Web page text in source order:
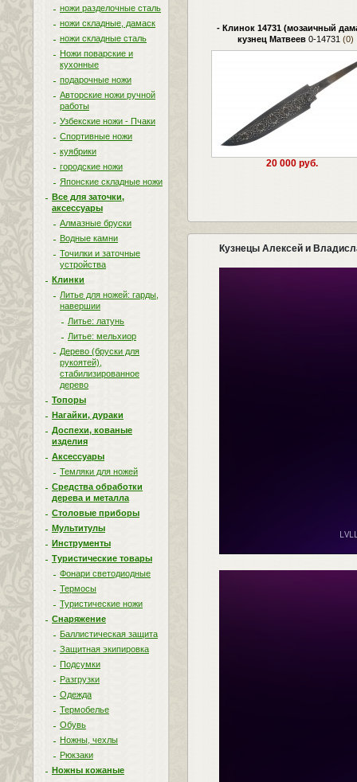
ножи разделочные сталь
ножи складные, дамаск
ножи складные сталь
Ножи поварские и
кухонные
подарочные ножи
Авторские ножи ручной
работы
Узбекские ножи - Пчаки
Спортивные ножи
куябрики
городские ножи
Японские складные ножи
Все для заточки,
аксессуары
Алмазные бруски
Водные камни
Точилки и заточные
устройства
Клинки
Литье для ножей: гарды,
навершии
Литье: латунь
Литье: мельхиор
Дерево (бруски для
рукоятей),
стабилизированное
дерево
Топоры
Нагайки, дураки
Доспехи, кованые
изделия
Аксессуары
Темляки для ножей
Средства обработки
дерева и металла
Столовые приборы
Мультитулы
Инструменты
Туристические товары
Фонари светодиодные
Термосы
Туристические ножи
Снаряжение
Баллистическая защита
Защитная экипировка
Подсумки
Разгрузки
Одежда
Термобелье
Обувь
Ножны, чехлы
Рюкзаки
Ножны кожаные
- Клинок 14731 (мозаичный
кузнец Матвеев 0-14731 (0)
20 000 руб.
Кузнецы Алексей и